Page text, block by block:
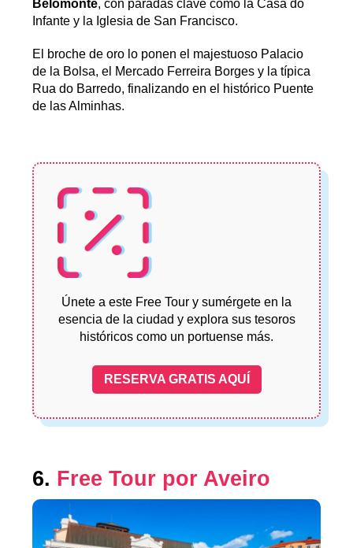
Belomonte, con paradas clave como la Casa do
Infante y la Iglesia de San Francisco.
El broche de oro lo ponen el majestuoso Palacio
de la Bolsa, el Mercado Ferreira Borges y la típica
Rua do Barredo, finalizando en el histórico Puente
de las Alminhas.
Únete a este Free Tour y sumérgete en la
esencia de la ciudad y explora sus tesoros
históricos como un portuense más.
RESERVA GRATIS AQUÍ
6. Free Tour por Aveiro